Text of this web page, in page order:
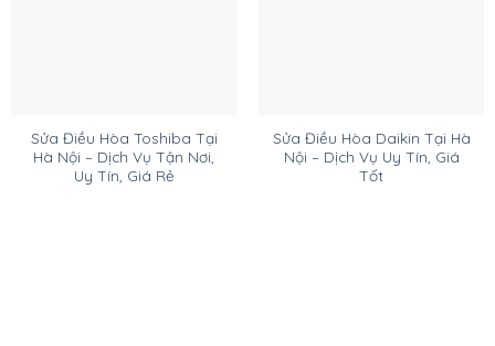
Sửa Điều Hòa Toshiba Tại
Hà Nội – Dịch Vụ Tận Nơi,
Uy Tín, Giá Rẻ
Sửa Điều Hòa Daikin Tại Hà
Nội – Dịch Vụ Uy Tín, Giá
Tốt